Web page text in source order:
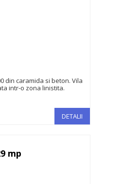
din caramida si beton. Vila
intr-o zona linistita.
DETALII
mp